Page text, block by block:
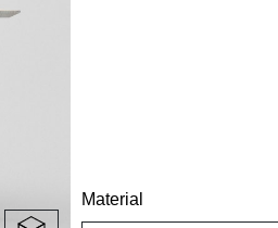
Material